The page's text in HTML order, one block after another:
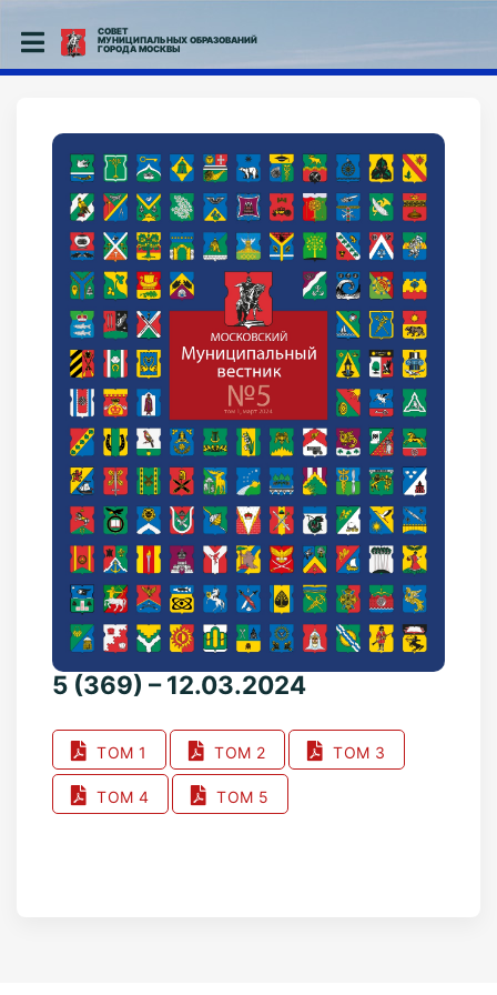
СОВЕТ
МУНИЦИПАЛЬНЫХ ОБРАЗОВАНИЙ
ГОРОДА МОСКВЫ
5 (369) – 12.03.2024
ТОМ 1 ТОМ 2 ТОМ 3
ТОМ 4 ТОМ 5